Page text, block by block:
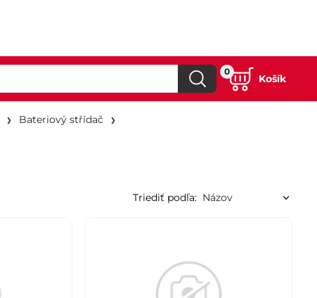
Košík
0
Bateriový střídač
Triediť podľa: